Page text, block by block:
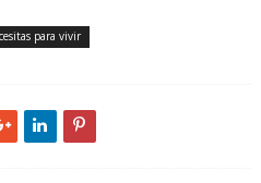
para vivir